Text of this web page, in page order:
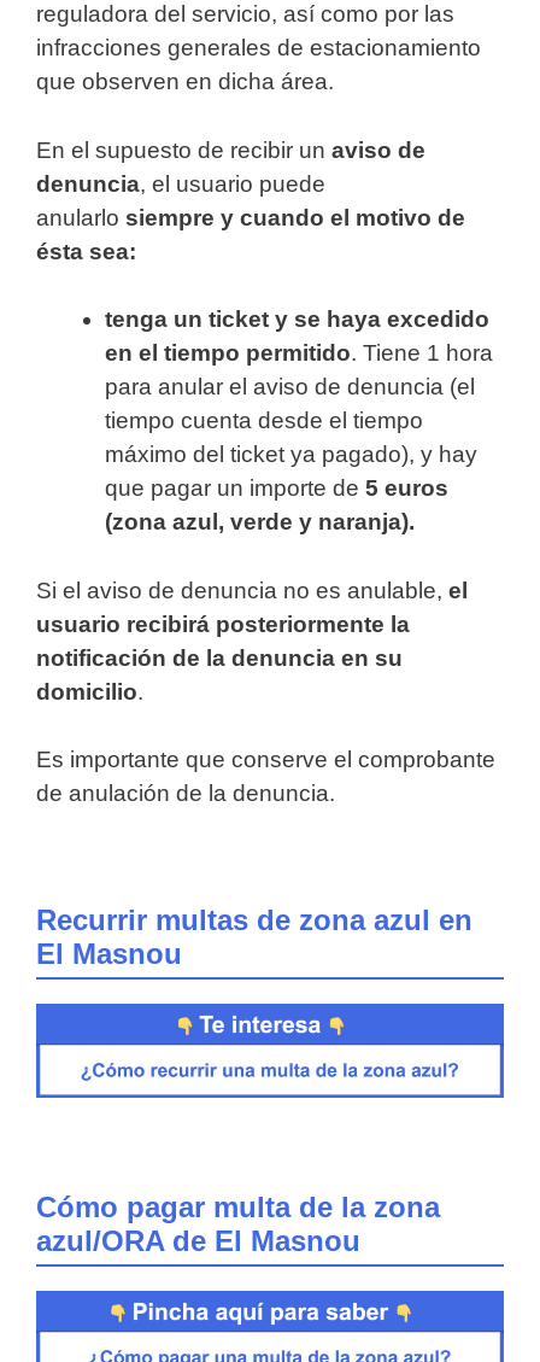
reguladora del servicio, así como por las
infracciones generales de estacionamiento
que observen en dicha área.
En el supuesto de recibir un aviso de
denuncia, el usuario puede
anularlo siempre y cuando el motivo de
ésta sea:
tenga un ticket y se haya excedido
en el tiempo permitido. Tiene 1 hora
para anular el aviso de denuncia (el
tiempo cuenta desde el tiempo
máximo del ticket ya pagado), y hay
que pagar un importe de 5 euros
(zona azul, verde y naranja).
Si el aviso de denuncia no es anulable, el
usuario recibirá posteriormente la
notificación de la denuncia en su
domicilio.
Es importante que conserve el comprobante
de anulación de la denuncia.
Recurrir multas de zona azul en
El Masnou
Cómo pagar multa de la zona
azul/ORA de El Masnou